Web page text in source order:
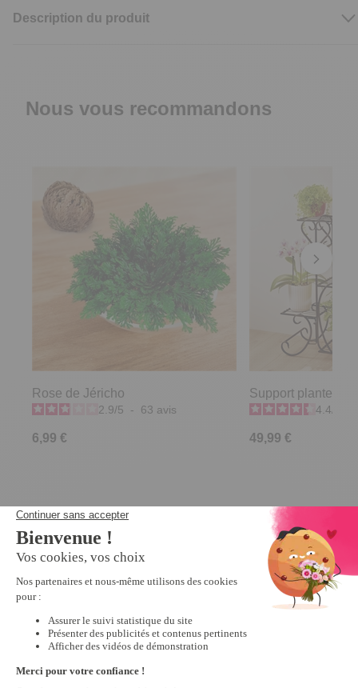
Description du produit
Nous vous recommandons
Rose de Jéricho
2.9/5 - 63 avis
6,99 €
Support plantes
4.4/
49,99 €
Derniers articles consultés